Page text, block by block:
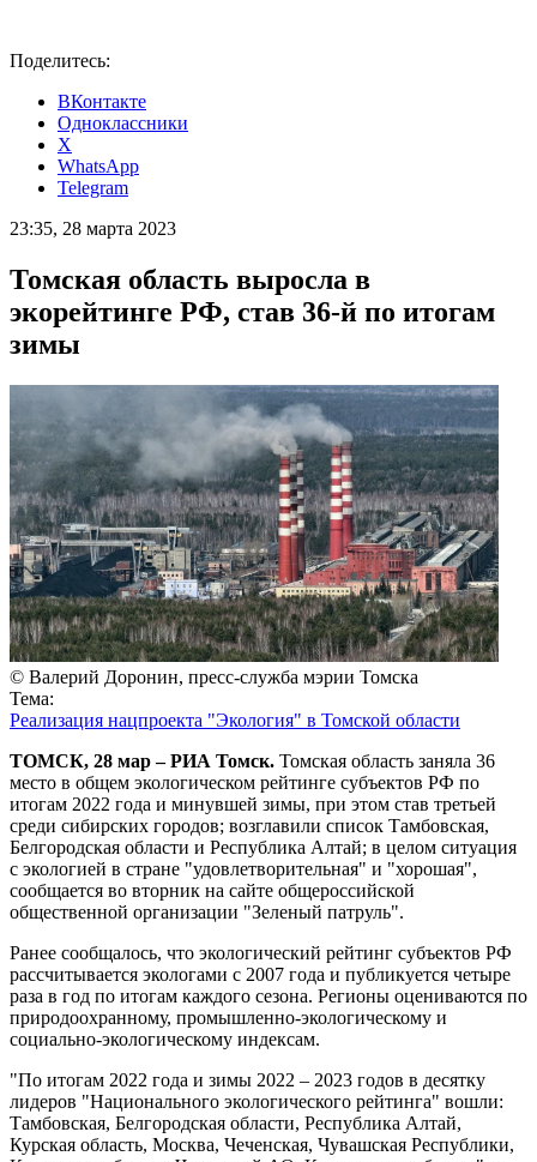
Поделитесь:
ВКонтакте
Одноклассники
X
WhatsApp
Telegram
23:35, 28 марта 2023
Томская область выросла в
экорейтинге РФ, став 36-й по итогам
зимы
© Валерий Доронин, пресс-служба мэрии Томска
Тема:
Реализация нацпроекта "Экология" в Томской области
ТОМСК, 28 мар – РИА Томск. Томская область заняла 36
место в общем экологическом рейтинге субъектов РФ по
итогам 2022 года и минувшей зимы, при этом став третьей
среди сибирских городов; возглавили список Тамбовская,
Белгородская области и Республика Алтай; в целом ситуация
с экологией в стране "удовлетворительная" и "хорошая",
сообщается во вторник на сайте общероссийской
общественной организации "Зеленый патруль".
Ранее сообщалось, что экологический рейтинг субъектов РФ
рассчитывается экологами с 2007 года и публикуется четыре
раза в год по итогам каждого сезона. Регионы оцениваются по
природоохранному, промышленно-экологическому и
социально-экологическому индексам.
"По итогам 2022 года и зимы 2022 – 2023 годов в десятку
лидеров "Национального экологического рейтинга" вошли:
Тамбовская, Белгородская области, Республика Алтай,
Курская область, Москва, Чеченская, Чувашская Республики,